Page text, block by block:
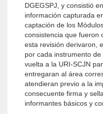
DGEGSPJ, y consistió
información capturada
captación de los
consistencia que fueron
esta revisión derivaron,
por cada instrumento
vuelta a la URI-SCJN
entregaran al área
atendieran previo a la
consecuente firma y
informantes básicos y